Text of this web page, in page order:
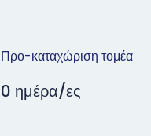
Προ-καταχώριση τομέα
0 ημέρα/ες